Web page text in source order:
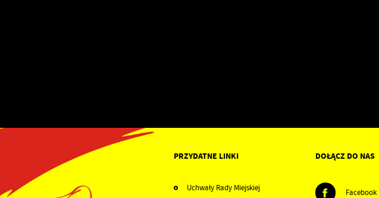
PRZYDATNE LINKI
Uchwały Rady Miejskiej
DOŁĄCZ DO NAS
Facebook